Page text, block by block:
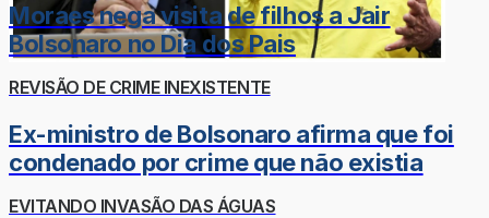
Moraes nega visita de filhos a Jair
Bolsonaro no Dia dos Pais
REVISÃO DE CRIME INEXISTENTE
Ex-ministro de Bolsonaro afirma que foi
condenado por crime que não existia
EVITANDO INVASÃO DAS ÁGUAS